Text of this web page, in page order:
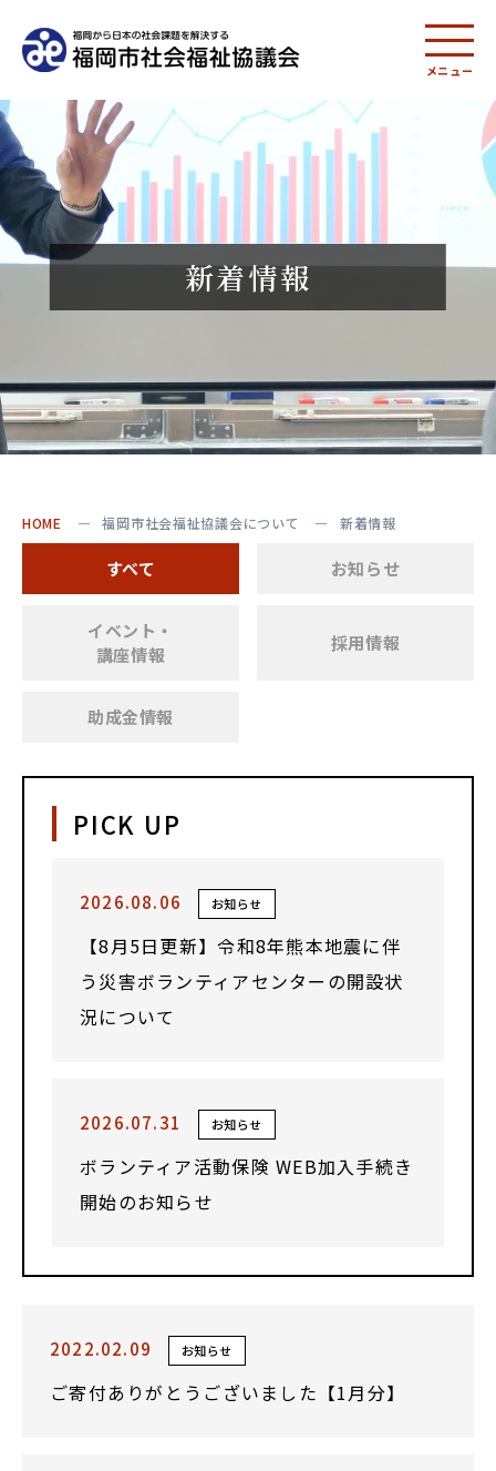
メニュー
新着情報
HOME 福岡市社会福祉協議会について 新着情報
すべて お知らせ
イベント・
講座情報
採用情報
助成金情報
PICK UP
2026.08.06 お知らせ
【8月5日更新】令和8年熊本地震に伴
う災害ボランティアセンターの開設状
況について
2026.07.31 お知らせ
ボランティア活動保険 WEB加入手続き
開始のお知らせ
2022.02.09 お知らせ
ご寄付ありがとうございました【1月分】